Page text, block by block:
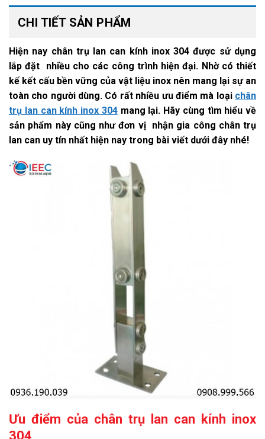
CHI TIẾT SẢN PHẨM
Hiện nay chân trụ lan can kính inox 304 được sử dụng
lắp đặt nhiều cho các công trình hiện đại. Nhờ có thiết
kế kết cấu bền vững của vật liệu inox nên mang lại sự an
toàn cho người dùng. Có rất nhiều ưu điểm mà loại chân
trụ lan can kính inox 304mang lại. Hãy cùng tìm hiểu về
sản phẩm này cũng như đơn vị nhận gia công chân trụ
lan can uy tín nhất hiện nay trong bài viết dưới đây nhé!
Ưu điểm của chân trụ lan can kính inox
304